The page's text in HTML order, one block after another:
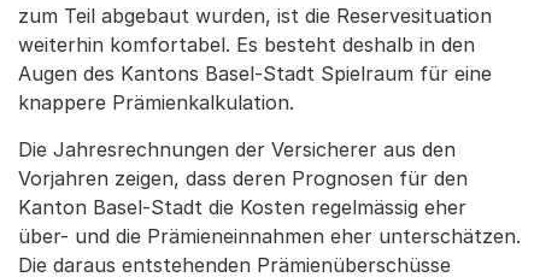
zum Teil abgebaut wurden, ist die Reservesituation
weiterhin komfortabel. Es besteht deshalb in den
Augen des Kantons Basel-Stadt Spielraum für eine
knappere Prämienkalkulation.
Die Jahresrechnungen der Versicherer aus den
Vorjahren zeigen, dass deren Prognosen für den
Kanton Basel-Stadt die Kosten regelmässig eher
über- und die Prämieneinnahmen eher unterschätzen.
Die daraus entstehenden Prämienüberschüsse